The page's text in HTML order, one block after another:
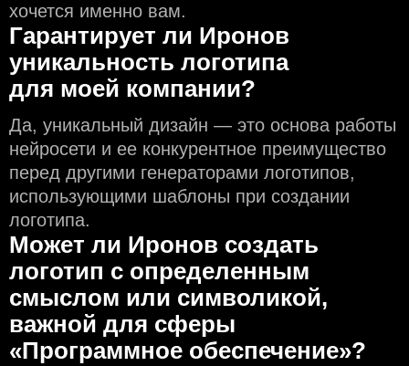
хочется именно вам.
Гарантирует ли Иронов
уникальность логотипа
для моей компании?
Да, уникальный дизайн — это основа работы
нейросети и еe конкурентное преимущество
перед другими генераторами логотипов,
использующими шаблоны при создании
логотипа.
Может ли Иронов создать
логотип с определeнным
смыслом или символикой,
важной для сферы
«Программное обеспечение»?